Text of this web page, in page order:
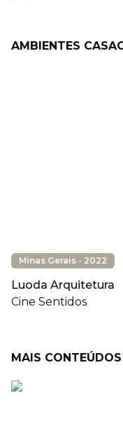
AMBIENTES
Minas Gerais - 2022
Luoda Arquitetura
Cine Sentidos
MAIS CONTEÚDOS